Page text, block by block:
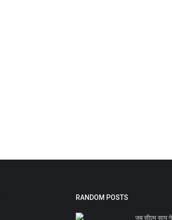
RANDOM POSTS
जब सीएम साय